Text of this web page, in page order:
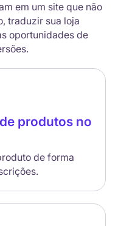
em um site que não
traduzir sua loja
oportunidades de
produtos no
de forma